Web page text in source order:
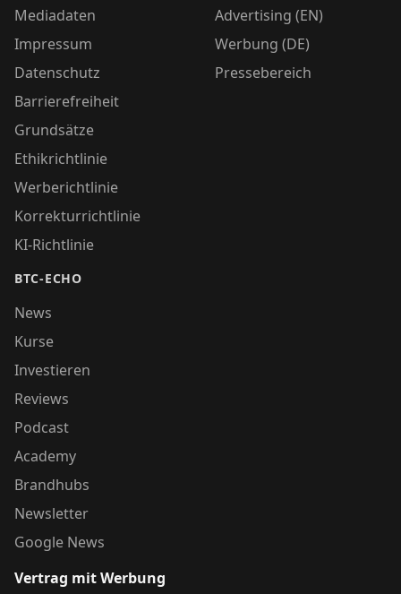
Mediadaten
Impressum
Datenschutz
Barrierefreiheit
Grundsätze
Ethikrichtlinie
Werberichtlinie
Korrekturrichtlinie
KI-Richtlinie
BTC-ECHO
News
Kurse
Investieren
Reviews
Podcast
Academy
Brandhubs
Newsletter
Google News
Advertising (EN)
Werbung (DE)
Pressebereich
Vertrag mit Werbung